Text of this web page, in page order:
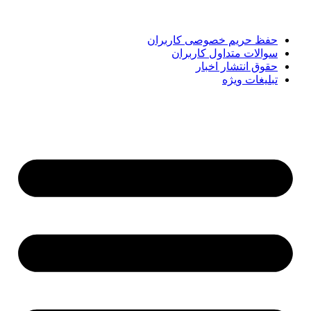
حفظ حریم خصوصی کاربران
سوالات متداول کاربران
حقوق انتشار اخبار
تبلیغات ویژه